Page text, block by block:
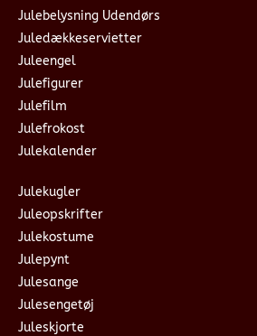
Julebelysning Udendørs
Juledækkeservietter
Juleengel
Julefigurer
Julefilm
Julefrokost
Julekalender
Julekugler
Juleopskrifter
Julekostume
Julepynt
Julesange
Julesengetøj
Juleskjorte